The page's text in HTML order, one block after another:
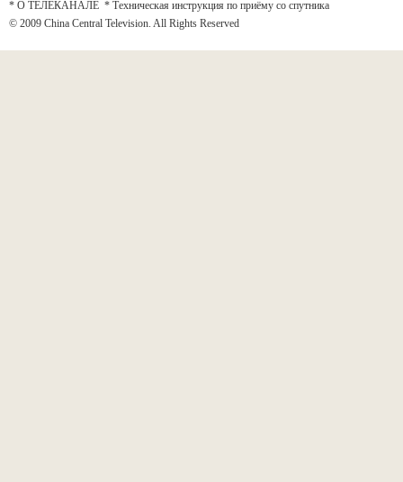
* О ТЕЛЕКАНАЛЕ * Техническая инструкция по приёму со спутника
© 2009 China Central Television. All Rights Reserved